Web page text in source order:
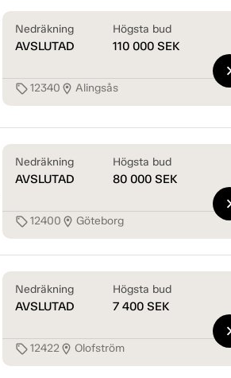
Nedräkning
AVSLUTAD
Högsta bud
110 000 SEK
sell12340 location_on Alingsås
Nedräkning
AVSLUTAD
Högsta bud
80 000 SEK
sell12400 location_on Göteborg
Nedräkning
AVSLUTAD
Högsta bud
7 400 SEK
sell12422location_on Olofström